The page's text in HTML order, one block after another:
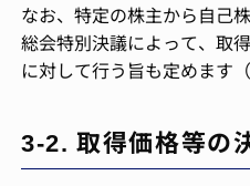
なお、特定の株主から自己
総会特別決議によって、取
に対して行う旨も定めます
3-2. 取得価格等の